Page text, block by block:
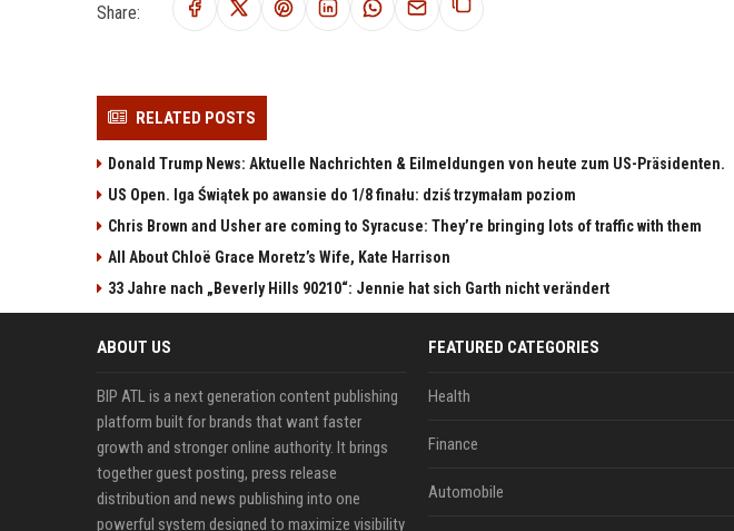
Share:
RELATED POSTS
Donald Trump News: Aktuelle Nachrichten & Eilmeldungen von heute zum US-Präsidenten.
US Open. Iga Świątek po awansie do 1/8 finału: dziś trzymałam poziom
Chris Brown and Usher are coming to Syracuse: They’re bringing lots of traffic with them
All About Chloë Grace Moretz’s Wife, Kate Harrison
33 Jahre nach „Beverly Hills 90210“: Jennie hat sich Garth nicht verändert
ABOUT US
BIP ATL is a next generation content publishing
platform built for brands that want faster
growth and stronger online authority. It brings
together guest posting, press release
distribution and news publishing into one
powerful system designed to maximize visibility
FEATURED CATEGORIES
Health
Finance
Automobile